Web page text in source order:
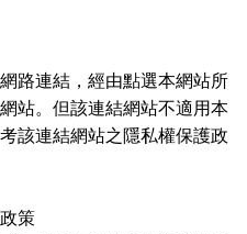
路連結，經由點選本網站所
站。但該連結網站不適用本
該連結網站之隱私權保護政
策